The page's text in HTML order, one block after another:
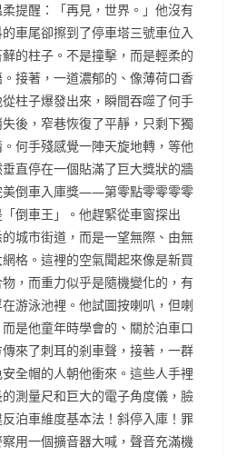
提醒：「再見，世界。」他沒有
車尾卻擦到了停車塔三號車位入
的柱子。不是撞擊，而是輕柔的
接著，一道濃郁的、像薄荷口香
柱子爆發出來，瞬間吞噬了何手
後，窄巷恢復了平靜，只剩下獨
何手殘感覺一陣天旋地轉，等他
直停在一個貼滿了巨大獎狀的牆
美倒車入庫獎——第零點零零零零
倒車王」。他趕緊從車窗探出
城市街道，而是一望無際、由無
格。這裡的空氣聞起來像是新買
，而重力似乎是隨機變化的，有
游泳池裡。他試圖按喇叭，但喇
是他童年時學會的、關於泊車口
來了刺耳的剎車聲，接著，一群
全帽的人朝他衝來。這些人手裡
測量尺和巨大的電子角度儀，臉
泊車維度基本法！斜停入庫！罪
用一個擴音器大喊，聲音充滿機